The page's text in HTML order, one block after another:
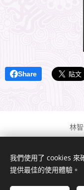
Share
林
由
我們使用了 cookies 來
提供最佳的使用體驗。